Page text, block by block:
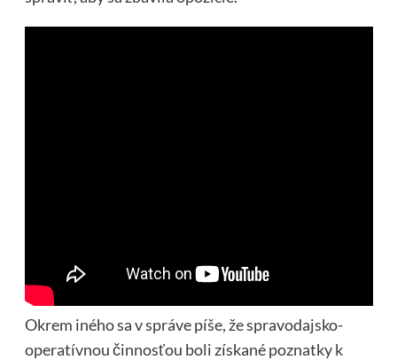
Okrem iného sa v správe píše, že spravodajsko-
operatívnou činnosťou boli získané poznatky k